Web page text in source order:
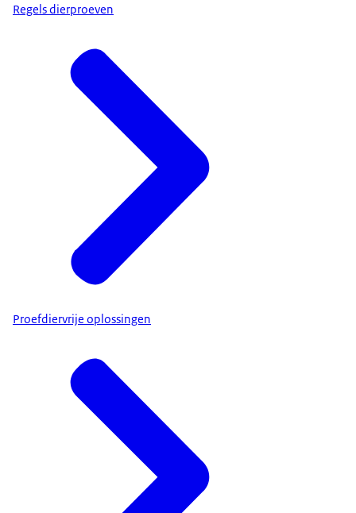
Regels dierproeven
Proefdiervrije oplossingen